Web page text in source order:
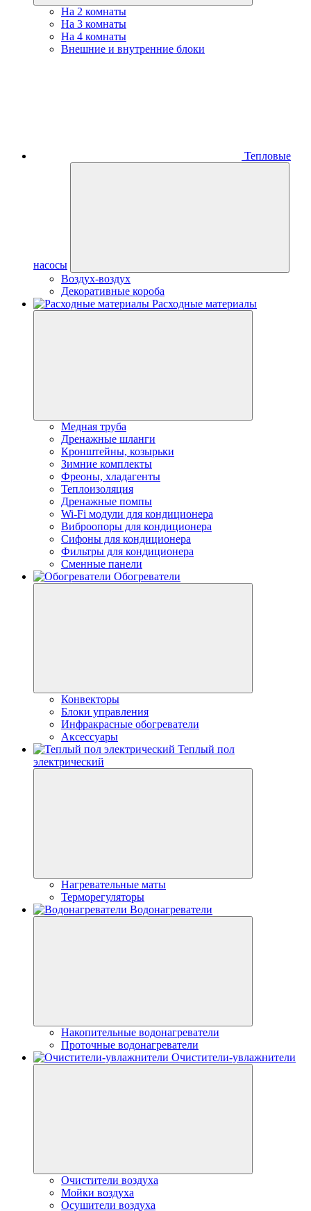
На 2 комнаты
На 3 комнаты
На 4 комнаты
Внешние и внутренние блоки
Тепловые
насосы
Воздух-воздух
Декоративные короба
Расходные материалы
Медная труба
Дренажные шланги
Кронштейны, козырьки
Зимние комплекты
Фреоны, хладагенты
Теплоизоляция
Дренажные помпы
Wi-Fi модули для кондиционера
Виброопоры для кондиционера
Сифоны для кондиционера
Фильтры для кондиционера
Сменные панели
Обогреватели
Конвекторы
Блоки управления
Инфракрасные обогреватели
Аксессуары
Теплый пол
электрический
Нагревательные маты
Терморегуляторы
Водонагреватели
Накопительные водонагреватели
Проточные водонагреватели
Очистители-увлажнители
Очистители воздуха
Мойки воздуха
Осушители воздуха